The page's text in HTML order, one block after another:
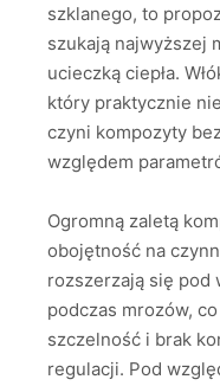
szklanego, to
szukają najwyższej
ucieczką ciepła.
który praktycznie
czyni kompozyty
względem
Ogromną zaletą
obojętność na
rozszerzają się pod
podczas mrozów,
szczelność i brak
regulacji. Pod